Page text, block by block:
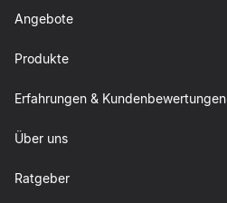
Angebote
Produkte
Erfahrungen & Kundenbewertungen
Über uns
Ratgeber